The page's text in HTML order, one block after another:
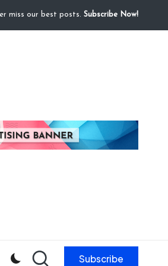
miss our best posts. Subscribe Now!
Subscribe